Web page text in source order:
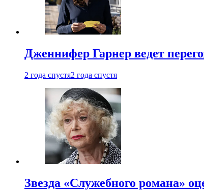
Дженнифер Гарнер ведет
2 года спустя2 года спустя
Звезда «Служебного романа»